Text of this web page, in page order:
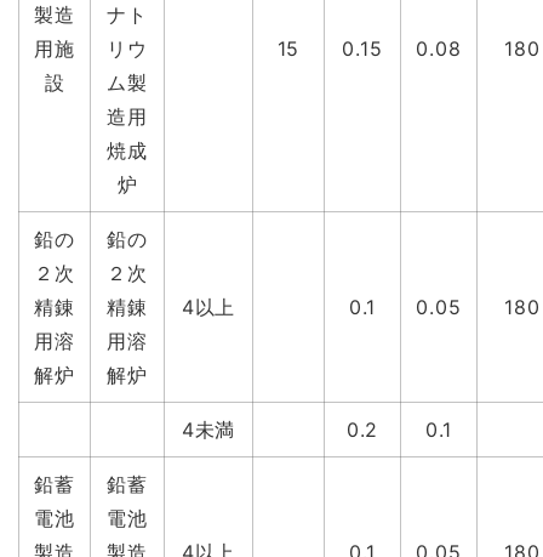
製造
用施
設
ナト
リウ
ム製
造用
焼成
炉
15 0.15 0.08 180
鉛の
２次
精錬
用溶
解炉
鉛の
２次
精錬
用溶
解炉
4以上 0.1 0.05 180
4未満 0.2 0.1
鉛蓄
電池
製造
鉛蓄
電池
製造
4以上 0.1 0.05 180